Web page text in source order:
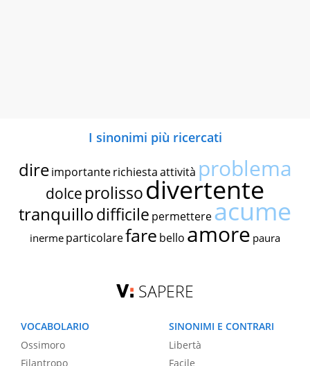
I sinonimi più ricercati
dire importante richiestaattività problema
dolce prolissodivertente
tranquillodifficile permettereacume
inerme particolarefare bello amore paura
SAPERE
VOCABOLARIO
Ossimoro
Filantropo
SINONIMI E CONTRARI
Libertà
Facile